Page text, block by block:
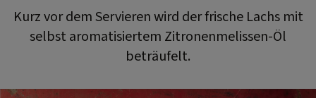
Kurz vor dem Servieren wird der frische Lachs mit
selbst aromatisiertem Zitronenmelissen-Öl
beträufelt.